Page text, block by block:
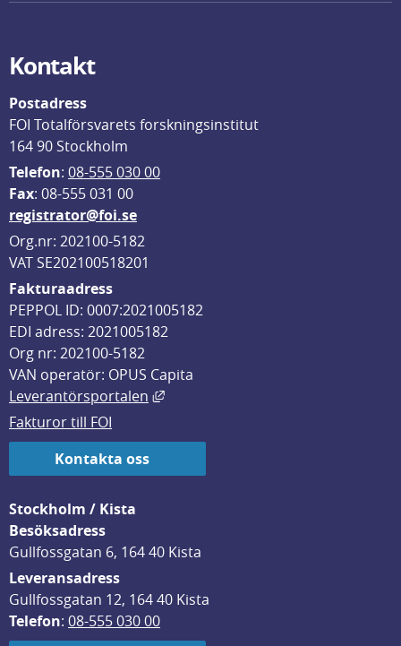
Kontakt
Postadress
FOI Totalförsvarets forskningsinstitut
164 90 Stockholm
Telefon: 08-555 030 00
Fax: 08-555 031 00
registrator@foi.se
Org.nr: 202100-5182
VAT SE202100518201
Fakturaadress
PEPPOL ID: 0007:2021005182
EDI adress: 2021005182
Org nr: 202100-5182
VAN operatör: OPUS Capita
Leverantörsportalen
Länk till annan webbplats, öppnas
Fakturor till FOI
Kontakta oss
Stockholm / Kista
Besöksadress
Gullfossgatan 6, 164 40 Kista
Leveransadress
Gullfossgatan 12, 164 40 Kista
Telefon: 08-555 030 00